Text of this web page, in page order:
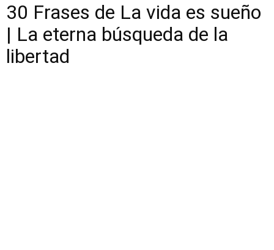
30 Frases de La vida es sueño
| La eterna búsqueda de la
libertad